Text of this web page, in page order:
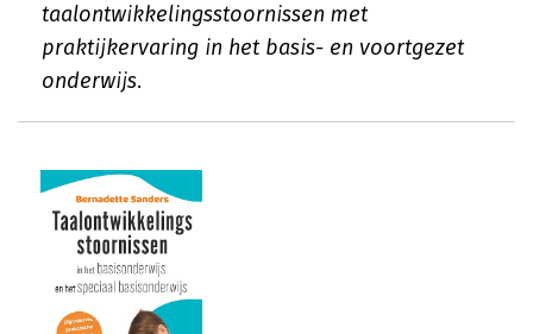
taalontwikkelingsstoornissen met
praktijkervaring in het basis- en voortgezet
onderwijs.